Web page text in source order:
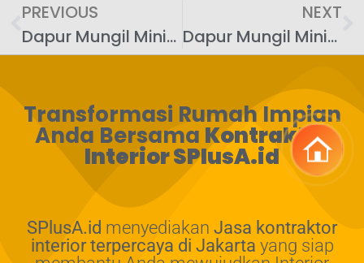
PREVIOUS
Dapur Mungil Minimalis: Cantik, Simple, Fungsional!
NEXT
Dapur Mungil Minimalis Idaman: Wujudkan Sekarang!
Transformasi Rumah Impian
Anda Bersama Kontraktor
Interior SPlusA.id
SPlusA.id menyediakan Jasa kontraktor
interior terpercaya di Jakarta yang siap